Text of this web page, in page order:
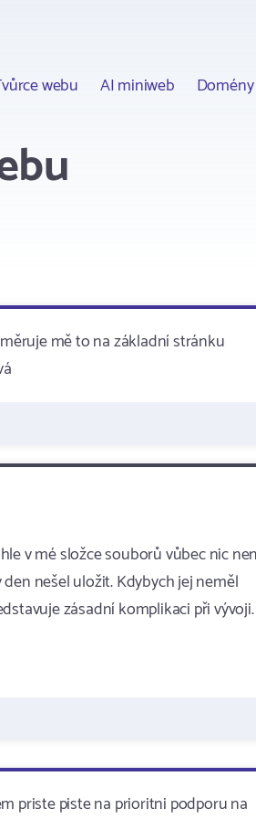
webu AI miniweb Domény
mě to na základní stránku
v mé složce souborů vůbec nic
nešel uložit. Kdybych jej neměl
zásadní komplikaci při vývoji.
priste piste na prioritni podporu na